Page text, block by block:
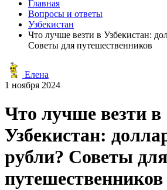
Главная
Вопросы и ответы
Узбекистан
Что лучше везти в Узбекистан:
Советы для путешественников
Елена
1 ноября 2024
Что лучше везти в
Узбекистан:
рубли? Советы для
путешественников